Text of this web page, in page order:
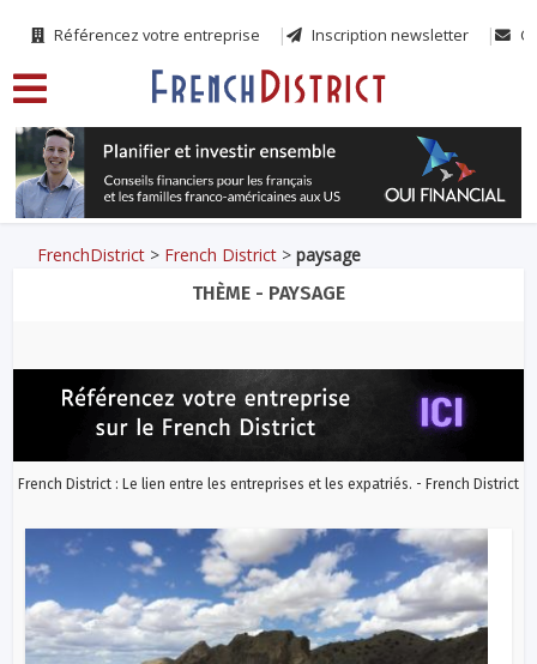
Référencez votre entreprise Inscription newsletter
FrenchDistrict > French District >paysage
THÈME - PAYSAGE
French District : Le lien entre les entreprises et les expatriés. - French District